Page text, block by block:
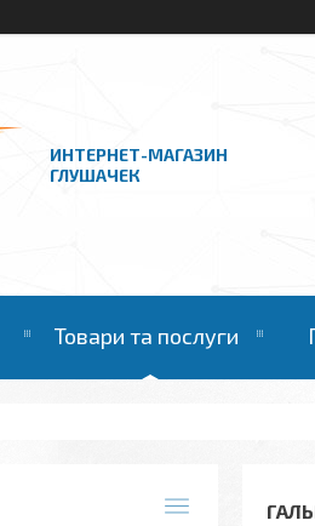
ИНТЕРНЕТ-МАГАЗИН
ГЛУШАЧЕК
Товари та послуги